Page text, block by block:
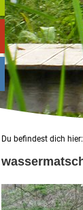
Du befindest dich hier: